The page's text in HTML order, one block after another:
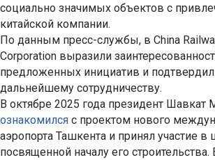
социально значимых объектов с
китайской компании.
По данным пресс-службы, в China
Corporation выразили
предложенных инициатив и
дальнейшему сотрудничеству.
В октябре 2025 года президент Шавкат
ознакомился с проектом нового
аэропорта Ташкента и принял участие в
посвященной началу его